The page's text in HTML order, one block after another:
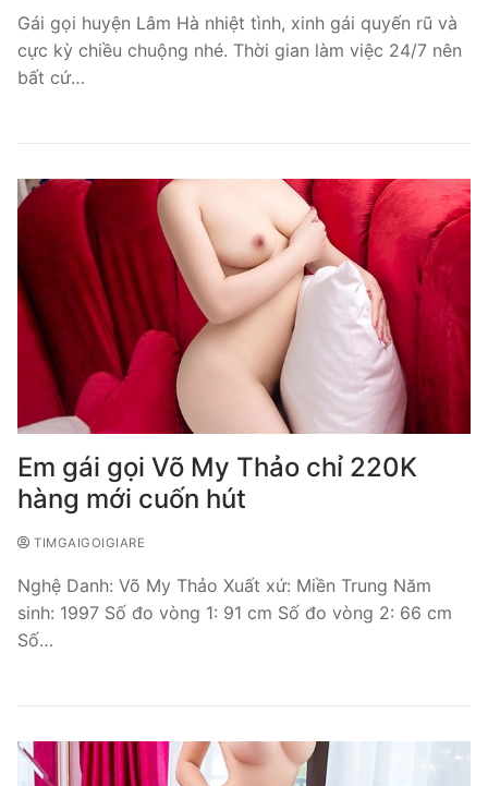
Gái gọi huyện Lâm Hà nhiệt tình, xinh gái quyến rũ và
cực kỳ chiều chuộng nhé. Thời gian làm việc 24/7 nên
bất cứ…
Em gái gọi Võ My Thảo chỉ 220K
hàng mới cuốn hút
TIMGAIGOIGIARE
Nghệ Danh: Võ My Thảo Xuất xứ: Miền Trung Năm
sinh: 1997 Số đo vòng 1: 91 cm Số đo vòng 2: 66 cm
Số…